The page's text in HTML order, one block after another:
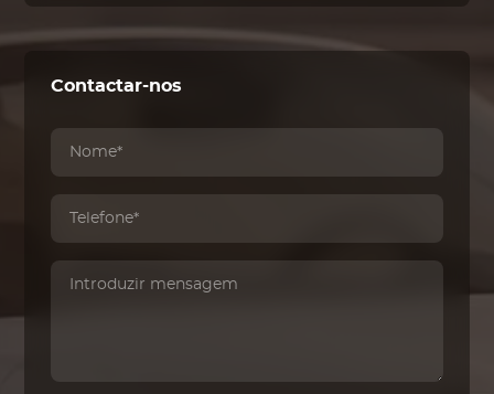
Contactar-nos